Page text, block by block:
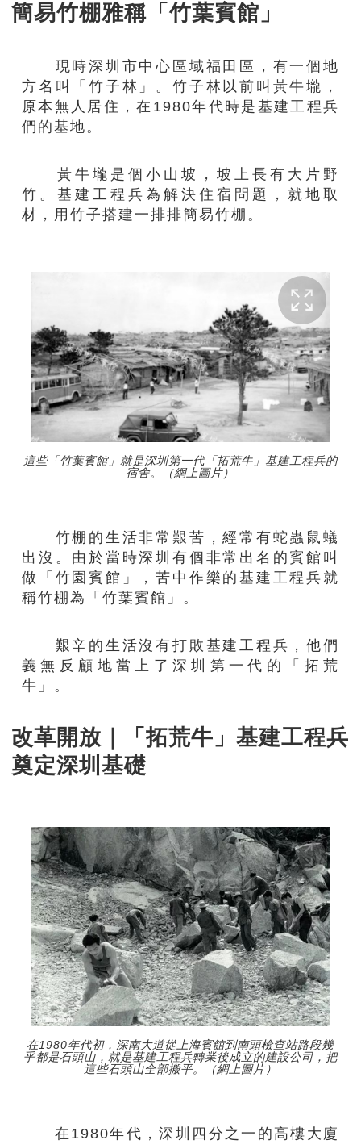
簡易竹棚雅稱「竹葉賓館」
現時深圳市中心區域福田區，有一個地
方名叫「竹子林」。竹子林以前叫黃牛壠，
原本無人居住，在1980年代時是基建工程兵
們的基地。
黃牛壠是個小山坡，坡上長有大片野
竹。基建工程兵為解決住宿問題，就地取
材，用竹子搭建一排排簡易竹棚。
這些「竹葉賓館」就是深圳第一代「拓荒牛」基建工程兵的
宿舍。（網上圖片）
竹棚的生活非常艱苦，經常有蛇蟲鼠蟻
出沒。由於當時深圳有個非常出名的賓館叫
做「竹園賓館」，苦中作樂的基建工程兵就
稱竹棚為「竹葉賓館」。
艱辛的生活沒有打敗基建工程兵，他們
義無反顧地當上了深圳第一代的「拓荒
牛」。
改革開放｜「拓荒牛」基建工程兵
奠定深圳基礎
在1980年代初，深南大道從上海賓館到南頭檢查站路段幾
乎都是石頭山，就是基建工程兵轉業後成立的建設公司，把
這些石頭山全部搬平。（網上圖片）
在1980年代，深圳四分之一的高樓大廈